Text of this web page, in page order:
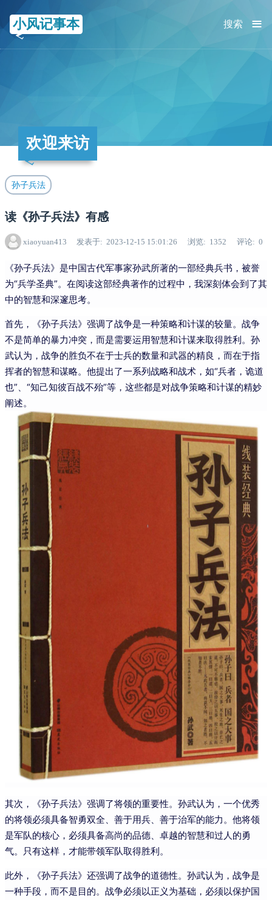
小风记事本 ≡
搜索
欢迎来访
孙子兵法
读《孙子兵法》有感
xiaoyuan413 发表于 2023-12-15 15:01:26 浏览 1352 评论 0
《孙子兵法》是中国古代军事家孙武所著的一部经典兵书，被誉
为“兵学圣典”。在阅读这部经典著作的过程中，我深刻体会到了其
中的智慧和深邃思考。
首先，《孙子兵法》强调了战争是一种策略和计谋的较量。战争
不是简单的暴力冲突，而是需要运用智慧和计谋来取得胜利。孙
武认为，战争的胜负不在于士兵的数量和武器的精良，而在于指
挥者的智慧和谋略。他提出了一系列战略和战术，如“兵者，诡道
也”、“知己知彼百战不殆”等，这些都是对战争策略和计谋的精妙
阐述。
其次，《孙子兵法》强调了将领的重要性。孙武认为，一个优秀
的将领必须具备智勇双全、善于用兵、善于治军的能力。他将领
是军队的核心，必须具备高尚的品德、卓越的智慧和过人的勇
气。只有这样，才能带领军队取得胜利。
此外，《孙子兵法》还强调了战争的道德性。孙武认为，战争是
一种手段，而不是目的。战争必须以正义为基础，必须以保护国